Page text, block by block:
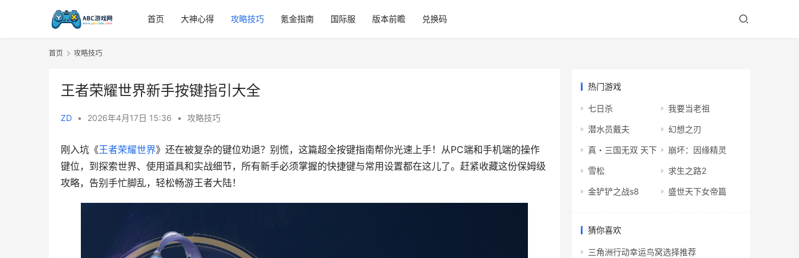
首页 大神心得 攻略技巧 氪金指南 国际服 版本前瞻 兑换码
首页 攻略技巧
王者荣耀世界新手按键指引大全
ZD • 2026年4月17日 15:36 • 攻略技巧
刚入坑《王者荣耀世界》还在被复杂的键位劝退？别慌，这篇超全按键指南帮你光速上手！从PC端和手机端的操作
键位，到探索世界、使用道具和实战细节，所有新手必须掌握的快捷键与常用设置都在这儿了。赶紧收藏这份保姆级
攻略，告别手忙脚乱，轻松畅游王者大陆！
热门游戏
七日杀 我要当老祖
潜水员戴夫 幻想之刃
真・三国无双 天下 崩坏：因缘精灵
雪松 求生之路2
金铲铲之战s8 盛世天下女帝篇
猜你喜欢
三角洲行动幸运鸟窝选择推荐